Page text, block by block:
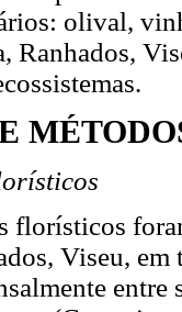
olival,
Ranhados,
florísticos
Viseu,